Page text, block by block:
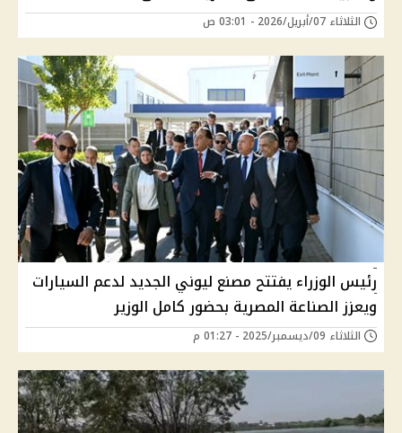
الثلاثاء 07/أبريل/2026 - 03:01 ص
رئيس الوزراء يفتتح مصنع ليوني الجديد لدعم السيارات
ويعزز الصناعة المصرية بحضور كامل الوزير
الثلاثاء 09/ديسمبر/2025 - 01:27 م